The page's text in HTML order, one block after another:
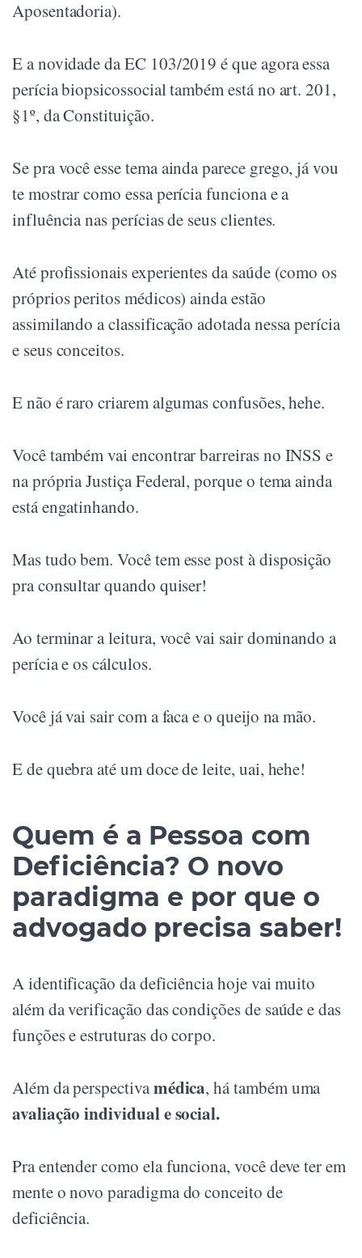
Aposentadoria).
E a novidade da EC 103/2019 é que agora essa
perícia biopsicossocial também está no art. 201,
§1º, da Constituição.
Se pra você esse tema ainda parece grego, já vou
te mostrar como essa perícia funciona e a
influência nas perícias de seus clientes.
Até profissionais experientes da saúde (como os
próprios peritos médicos) ainda estão
assimilando a classificação adotada nessa perícia
e seus conceitos.
E não é raro criarem algumas confusões, hehe.
Você também vai encontrar barreiras no INSS e
na própria Justiça Federal, porque o tema ainda
está engatinhando.
Mas tudo bem. Você tem esse post à disposição
pra consultar quando quiser!
Ao terminar a leitura, você vai sair dominando a
perícia e os cálculos.
Você já vai sair com a faca e o queijo na mão.
E de quebra até um doce de leite, uai, hehe!
Quem é a Pessoa com
Deficiência? O novo
paradigma e por que o
advogado precisa saber!
A identificação da deficiência hoje vai muito
além da verificação das condições de saúde e das
funções e estruturas do corpo.
Além da perspectivamédica, há também uma
avaliação individual e social.
Pra entender como ela funciona, você deve ter em
mente o novo paradigma do conceito de
deficiência.